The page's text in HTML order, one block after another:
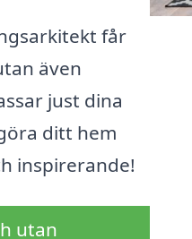
får
även
just dina
ditt hem
inspirerande!
utan